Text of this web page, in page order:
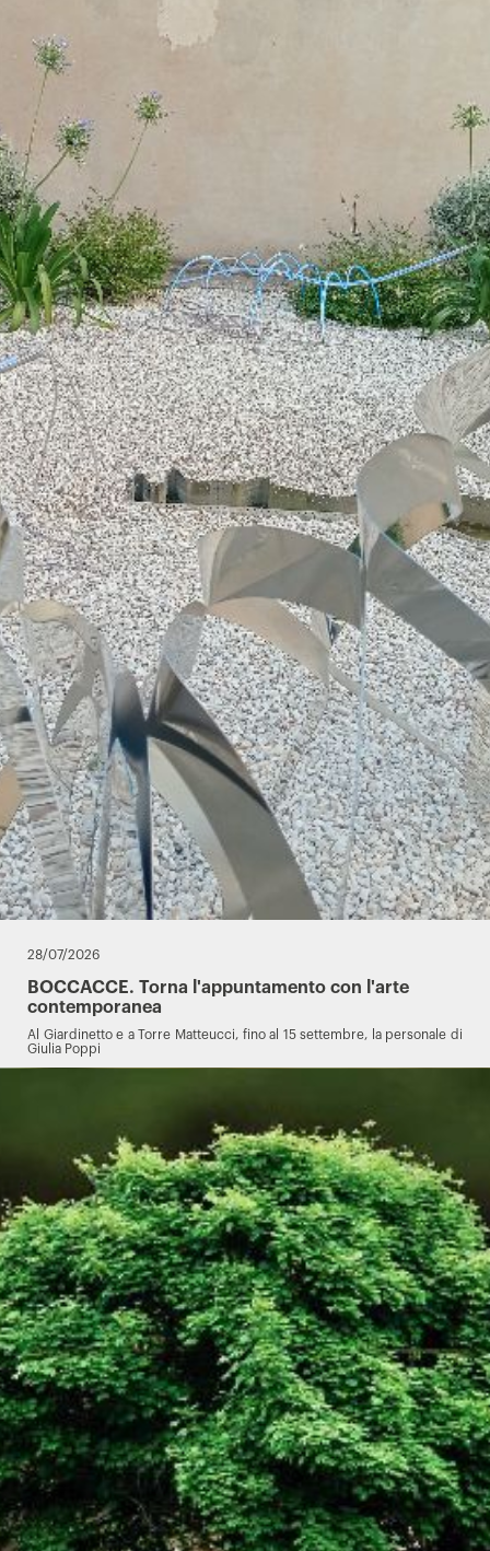
28/07/2026
BOCCACCE. Torna l'appuntamento con l'arte
contemporanea
Al Giardinetto e a Torre Matteucci, fino al 15 settembre, la personale di
Giulia Poppi